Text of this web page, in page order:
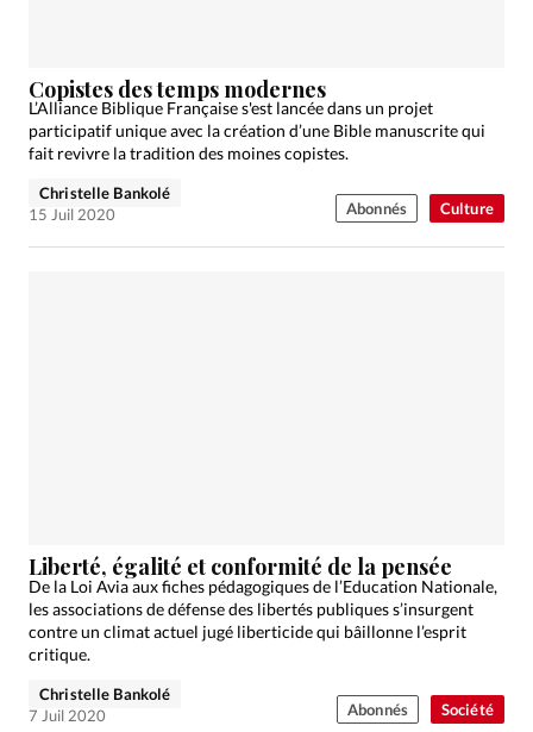
Culture
Copistes des temps modernes
L’Alliance Biblique Française s'est lancée dans un projet
participatif unique avec la création d’une Bible manuscrite qui
fait revivre la tradition des moines copistes.
Christelle Bankolé
15 Juil 2020
Abonnés
Société
Liberté, égalité et conformité de la pensée
De la Loi Avia aux fiches pédagogiques de l’Education Nationale,
les associations de défense des libertés publiques s’insurgent
contre un climat actuel jugé liberticide qui bâillonne l’esprit
critique.
Christelle Bankolé
7 Juil 2020
Abonnés